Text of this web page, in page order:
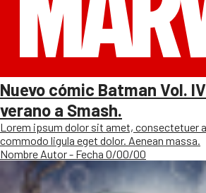
Nuevo cómic Batman Vol.
verano a Smash.
Lorem ipsum dolor sit amet, consectetuer
commodo ligula eget dolor. Aenean massa.
Nombre Autor - Fecha 0/00/00